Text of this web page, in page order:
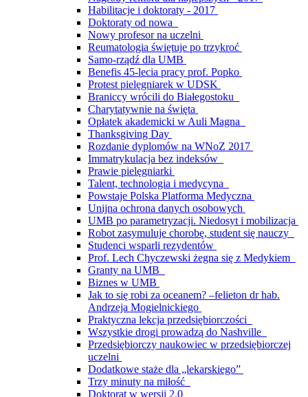
Habilitacje i doktoraty - 2017
Doktoraty od nowa
Nowy profesor na uczelni
Reumatologia świętuje po trzykroć
Samo-rządź dla UMB
Benefis 45-lecia pracy prof. Popko
Protest pielęgniarek w UDSK
Braniccy wrócili do Białegostoku
Charytatywnie na święta
Opłatek akademicki w Auli Magna
Thanksgiving Day
Rozdanie dyplomów na WNoZ 2017
Immatrykulacja bez indeksów
Prawie pielęgniarki
Talent, technologia i medycyna
Powstaje Polska Platforma Medyczna
Unijna ochrona danych osobowych
UMB po parametryzacji. Niedosyt i mobilizacja
Robot zasymuluje chorobę, student się nauczy
Studenci wsparli rezydentów
Prof. Lech Chyczewski żegna się z Medykiem
Granty na UMB
Biznes w UMB
Jak to się robi za oceanem? –felieton dr hab.
Andrzeja Mogielnickiego
Praktyczna lekcja przedsiębiorczości
Wszystkie drogi prowadzą do Nashville
Przedsiębiorczy naukowiec w przedsiębiorczej
uczelni
Dodatkowe staże dla „lekarskiego”
Trzy minuty na miłość
Doktorat w wersji 2.0